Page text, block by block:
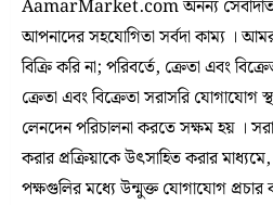
AamarMarket.com অনন্য সেবাদাতা
আপনাদের সহযোগিতা সর্বদা কাম্য ।
বিক্রি করি না; পরিবর্তে, ক্রেতা এবং
ক্রেতা এবং বিক্রেতা সরাসরি যোগাযোগ
লেনদেন পরিচালনা করতে সক্ষম হয় ।
করার প্রক্রিয়াকে উৎসাহিত করার
পক্ষগুলির মধ্যে উন্মুক্ত যোগাযোগ প্রচার